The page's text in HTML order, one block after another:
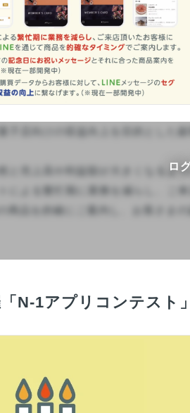
店向けの収益向上を目的とした
と売上高や利益額が大きくなるよう
による繁忙期に業務を減らし、ご
商品を的確にご案内し、お客さま
ロ
N-1アプリコンテスト